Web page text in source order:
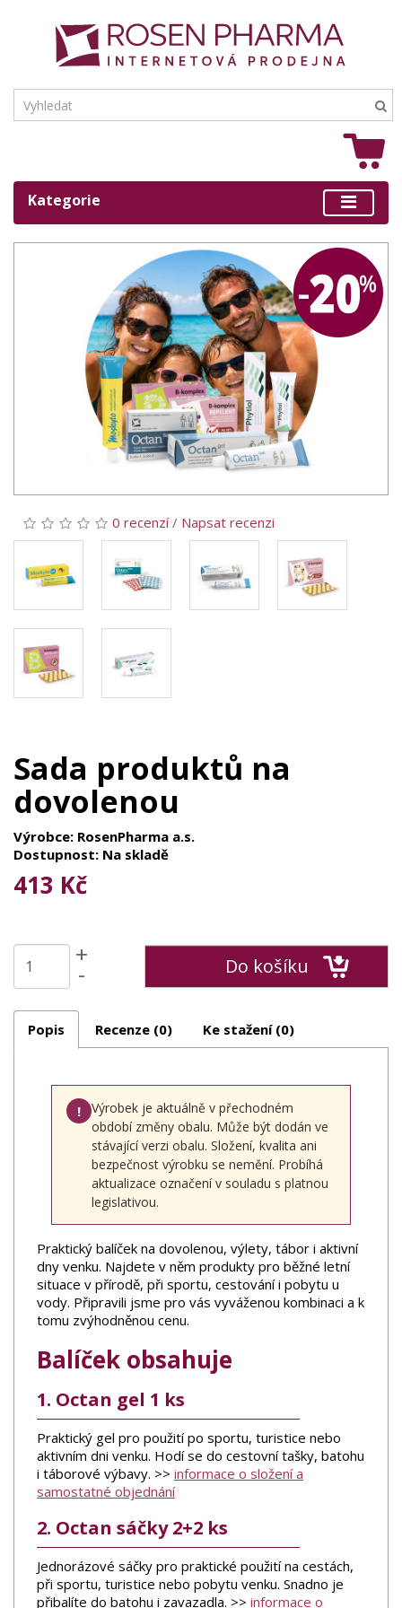
Kategorie
0 recenzí/ Napsat recenzi
Sada produktů na
dovolenou
Výrobce: RosenPharma a.s.
Dostupnost: Na skladě
413 Kč
+
- Do košíku
Popis Recenze (0) Ke stažení (0)
!
Výrobek je aktuálně v přechodném
období změny obalu. Může být dodán ve
stávající verzi obalu. Složení, kvalita ani
bezpečnost výrobku se nemění. Probíhá
aktualizace označení v souladu s platnou
legislativou.
Praktický balíček na dovolenou, výlety, tábor i aktivní
dny venku. Najdete v něm produkty pro běžné letní
situace v přírodě, při sportu, cestování i pobytu u
vody. Připravili jsme pro vás vyváženou kombinaci a k
tomu zvýhodněnou cenu.
Balíček obsahuje
1. Octan gel 1 ks
Praktický gel pro použití po sportu, turistice nebo
aktivním dni venku. Hodí se do cestovní tašky, batohu
i táborové výbavy. >> informace o složení a
samostatné objednání
2. Octan sáčky 2+2 ks
Jednorázové sáčky pro praktické použití na cestách,
při sportu, turistice nebo pobytu venku. Snadno je
přibalíte do batohu i zavazadla. >> informace o